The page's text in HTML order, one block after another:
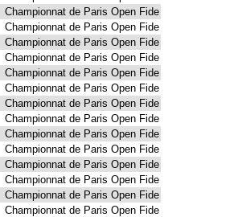
Championnat de Paris Open Fide
Championnat de Paris Open Fide
Championnat de Paris Open Fide
Championnat de Paris Open Fide
Championnat de Paris Open Fide
Championnat de Paris Open Fide
Championnat de Paris Open Fide
Championnat de Paris Open Fide
Championnat de Paris Open Fide
Championnat de Paris Open Fide
Championnat de Paris Open Fide
Championnat de Paris Open Fide
Championnat de Paris Open Fide
Championnat de Paris Open Fide